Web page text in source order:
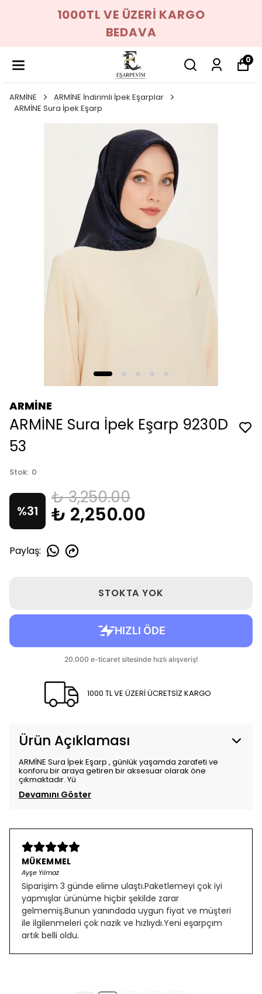
1000TL VE ÜZERİ KARGO
BEDAVA
0
ARMİNE
ARMİNE İndirimli İpek Eşarplar
ARMİNE Sura İpek Eşarp
ARMİNE
ARMİNE Sura İpek Eşarp 9230D
53
Stok: 0
%31
₺ 3,250.00
₺ 2,250.00
Paylaş:
STOKTA YOK
1000 TL VE ÜZERİ ÜCRETSİZ KARGO
Ürün Açıklaması
ARMİNE Sura İpek Eşarp , günlük yaşamda zarafeti ve
konforu bir araya getiren bir aksesuar olarak öne
çıkmaktadır. Yü
Devamını Göster
MÜKEMMEL
Ayşe Yılmaz
Siparişim 3 günde elime ulaştı.Paketlemeyi çok iyi
yapmışlar ürünüme hiçbir şekilde zarar
gelmemiş.Bunun yanındada uygun fiyat ve müşteri
ile ilgilenmeleri çok nazik ve hızlıydı.Yeni eşarpçım
artık belli oldu.